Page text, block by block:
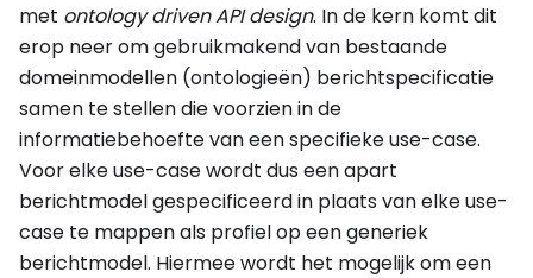
met ontology driven API design. In de kern komt dit
erop neer om gebruikmakend van bestaande
domeinmodellen (ontologieën) berichtspecificatie
samen te stellen die voorzien in de
informatiebehoefte van een specifieke use-case.
Voor elke use-case wordt dus een apart
berichtmodel gespecificeerd in plaats van elke use-
case te mappen als profiel op een generiek
berichtmodel. Hiermee wordt het mogelijk om een